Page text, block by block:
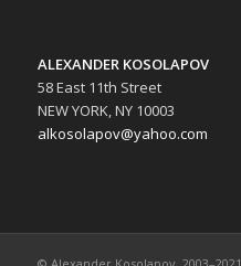
ALEXANDER KOSOLAPOV
58 East 11th Street
NEW YORK, NY 10003
alkosolapov@yahoo.com